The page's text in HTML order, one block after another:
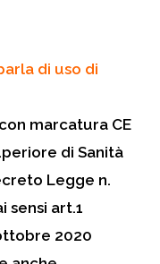
di uso di
marcatura CE
di Sanità
Legge n.
sensi art.1
2020